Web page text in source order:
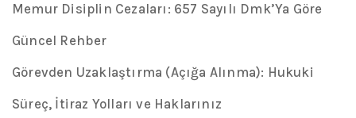
Memur Disiplin Cezaları: 657 Sayılı Dmk’Ya Göre
Güncel Rehber
Görevden Uzaklaştırma (Açığa Alınma): Hukuki
Süreç, İtiraz Yolları ve Haklarınız